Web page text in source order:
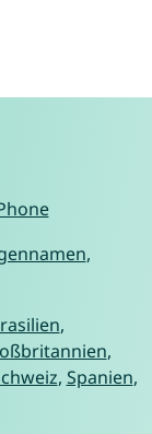
,
,
,
, Spanien,